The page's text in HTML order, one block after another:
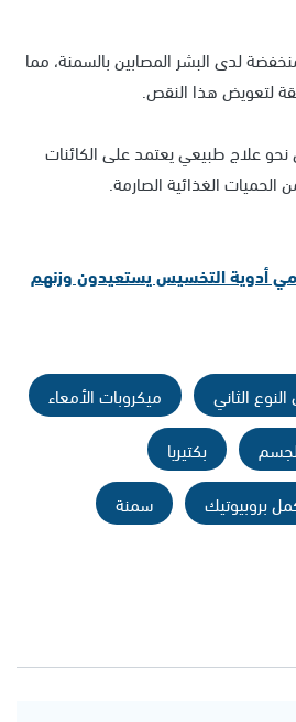
لدى البشر المصابين بالسمنة، مما
لتعويض هذا النقص.
نحو علاج طبيعي يعتمد على الكائنات
الحميات الغذائية الصارمة.
أدوية التخسيس يستعيدون وزنهم
الثاني
ميكروبات الأمعاء
بكتيريا
بروبيوتيك
سمنة